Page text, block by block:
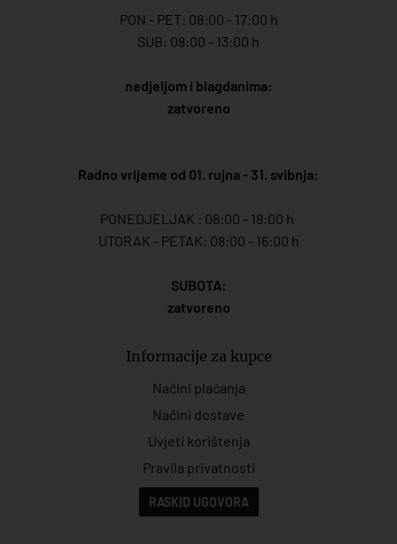
PON - PET: 08:00 - 17:00 h
SUB: 08:00 - 13:00 h
nedjeljom i blagdanima:
zatvoreno
Radno vrijeme od 01. rujna - 31. svibnja:
PONEDJELJAK : 08:00 - 18:00 h
UTORAK - PETAK: 08:00 - 16:00 h
SUBOTA:
zatvoreno
Informacije za kupce
Načini plaćanja
Načini dostave
Uvjeti korištenja
Pravila privatnosti
RASKID UGOVORA